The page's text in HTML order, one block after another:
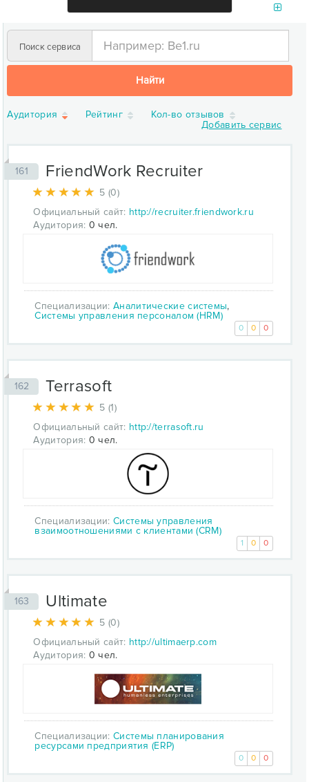
Поиск сервиса
Найти
Аудитория Рейтинг
Кол-во отзывов
Добавить сервис
161 FriendWork Recruiter
5 (0)
Официальный сайт: http://recruiter.friendwork.ru
Аудитория: 0 чел.
Специализации: Аналитические системы,
Системы управления персоналом (HRM)
0 0 0
162 Terrasoft
5 (1)
Официальный сайт: http://terrasoft.ru
Аудитория: 0 чел.
Специализации: Системы управления
взаимоотношениями с клиентами (CRM)
1 0 0
163 Ultimate
5 (0)
Официальный сайт: http://ultimaerp.com
Аудитория: 0 чел.
Специализации: Системы планирования
ресурсами предприятия (ERP)
0 0 0